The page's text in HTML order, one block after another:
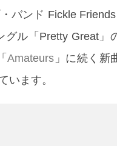
バンド Fickle
ル「Pretty Great」
Amateurs 」に続く新
います。